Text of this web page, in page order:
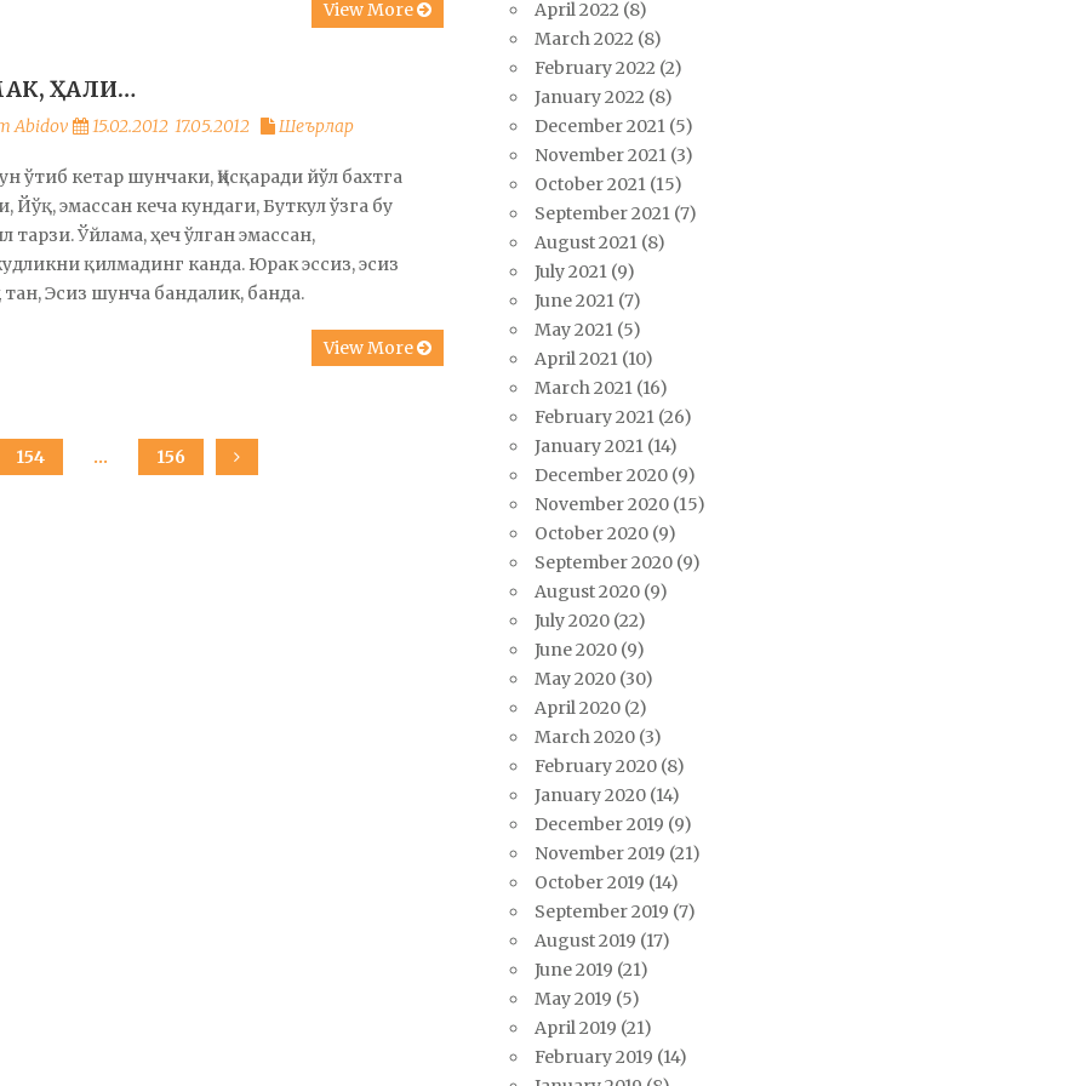
View More
ҲАЛИ…
Abidov 15.02.2012 17.05.2012 Шеърлар
ўтиб кетар шунчаки, Қисқаради йўл бахтга
Йўқ, эмассан кеча кундаги, Буткул ўзга бу
тарзи. Ўйлама, ҳеч ўлган эмассан,
қилмадинг канда. Юрак эссиз, эсиз
тан, Эсиз шунча бандалик, банда.
View More
PAGE
154 … PAGE
156
April 2022 (8)
March 2022 (8)
February 2022 (2)
January 2022 (8)
December 2021(5)
November 2021(3)
October 2021(15)
September 2021(7)
August 2021(8)
July 2021(9)
June 2021(7)
May 2021(5)
April 2021(10)
March 2021(16)
February 2021(26)
January 2021(14)
December 2020(9)
November 2020(15)
October 2020(9)
September 2020(9)
August 2020(9)
July 2020(22)
June 2020(9)
May 2020(30)
April 2020(2)
March 2020(3)
February 2020(8)
January 2020(14)
December 2019 (9)
November 2019 (21)
October 2019 (14)
September 2019 (7)
August 2019 (17)
June 2019 (21)
May 2019 (5)
April 2019 (21)
February 2019 (14)